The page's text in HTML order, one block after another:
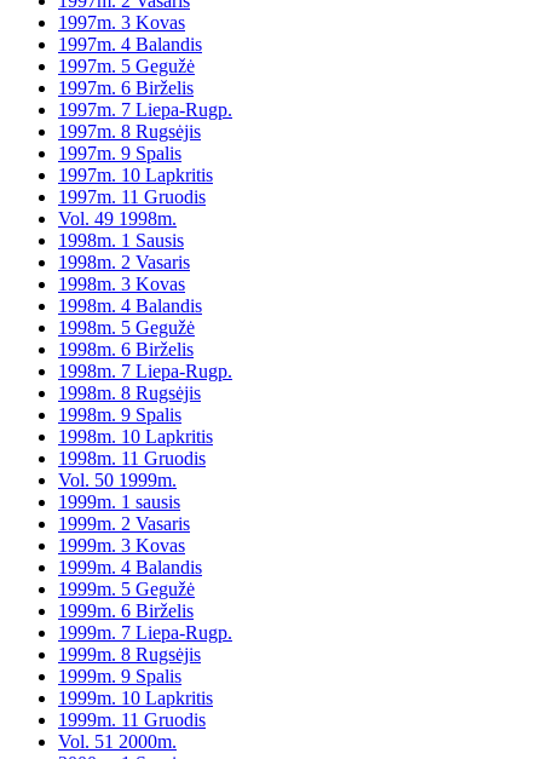
1997m. 3 Kovas
1997m. 4 Balandis
1997m. 5 Gegužė
1997m. 6 Birželis
1997m. 7 Liepa-Rugp.
1997m. 8 Rugsėjis
1997m. 9 Spalis
1997m. 10 Lapkritis
1997m. 11 Gruodis
Vol. 49 1998m.
1998m. 1 Sausis
1998m. 2 Vasaris
1998m. 3 Kovas
1998m. 4 Balandis
1998m. 5 Gegužė
1998m. 6 Birželis
1998m. 7 Liepa-Rugp.
1998m. 8 Rugsėjis
1998m. 9 Spalis
1998m. 10 Lapkritis
1998m. 11 Gruodis
Vol. 50 1999m.
1999m. 1 sausis
1999m. 2 Vasaris
1999m. 3 Kovas
1999m. 4 Balandis
1999m. 5 Gegužė
1999m. 6 Birželis
1999m. 7 Liepa-Rugp.
1999m. 8 Rugsėjis
1999m. 9 Spalis
1999m. 10 Lapkritis
1999m. 11 Gruodis
Vol. 51 2000m.